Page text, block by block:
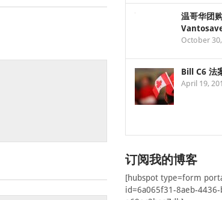
温哥华团
October
Bill C6 法
April 19,
订阅我的博客
[hubspot type=form
id=6a065f31-8aeb-4436-